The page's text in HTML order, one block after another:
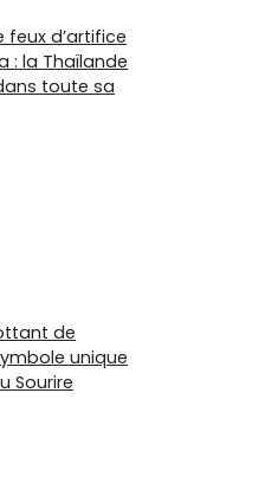
feux d’artifice
: la Thaïlande
toute sa
de
unique
Sourire